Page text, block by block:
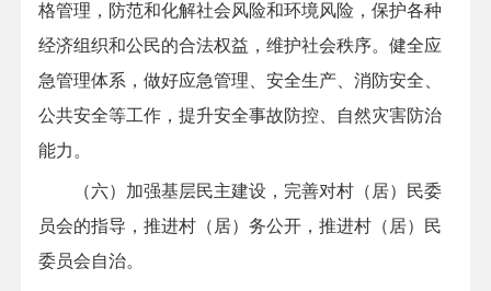
格管理，防范和化解社会风险和环境风险，保护各种
经济组织和公民的合法权益，维护社会秩序。健全应
急管理体系，做好应急管理、安全生产、消防安全、
公共安全等工作，提升安全事故防控、自然灾害防治
能力。
（六）加强基层民主建设，完善对村（居）民委
员会的指导，推进村（居）务公开，推进村（居）民
委员会自治。